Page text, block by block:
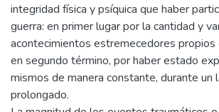
integridad física y psíquica que haber
guerra: en primer lugar por la cantidad y
acontecimientos estremecedores propios
en segundo término, por haber estado
mismos de manera constante, durante un
prolongado.